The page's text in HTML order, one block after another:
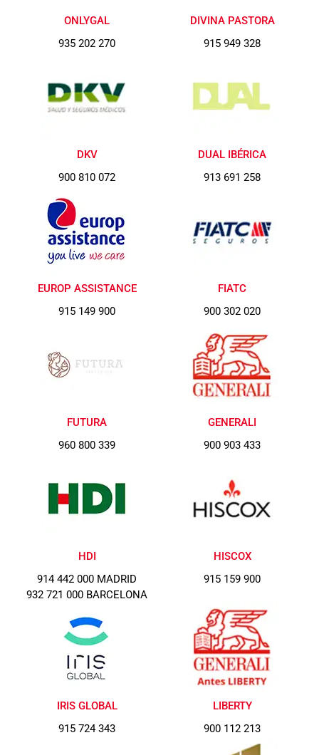
ONLYGAL
935 202 270
DIVINA PASTORA
915 949 328
DKV
900 810 072
DUAL IBÉRICA
913 691 258
EUROP ASSISTANCE
915 149 900
FIATC
900 302 020
FUTURA
960 800 339
GENERALI
900 903 433
HDI
914 442 000 MADRID
932 721 000 BARCELONA
HISCOX
915 159 900
IRIS GLOBAL
915 724 343
LIBERTY
900 112 213